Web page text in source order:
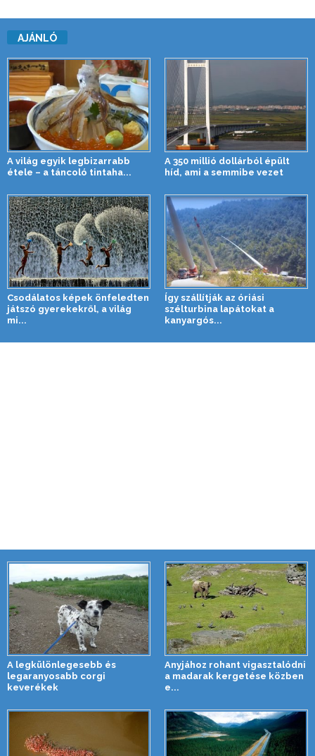
AJÁNLÓ
A világ egyik legbizarrabb
étele – a táncoló tintaha...
A 350 millió dollárból épült
híd, ami a semmibe vezet
Csodálatos képek önfeledten
játszó gyerekekről, a világ
mi...
Így szállítják az óriási
szélturbina lapátokat a
kanyargós...
A legkülönlegesebb és
legaranyosabb corgi
keverékek
Anyjához rohant vigasztalódni
a madarak kergetése közben
e...